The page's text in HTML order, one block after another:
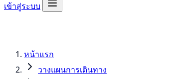
เข้าสู่ระบบ
หน้าแรก
วางแผนการเดินทาง